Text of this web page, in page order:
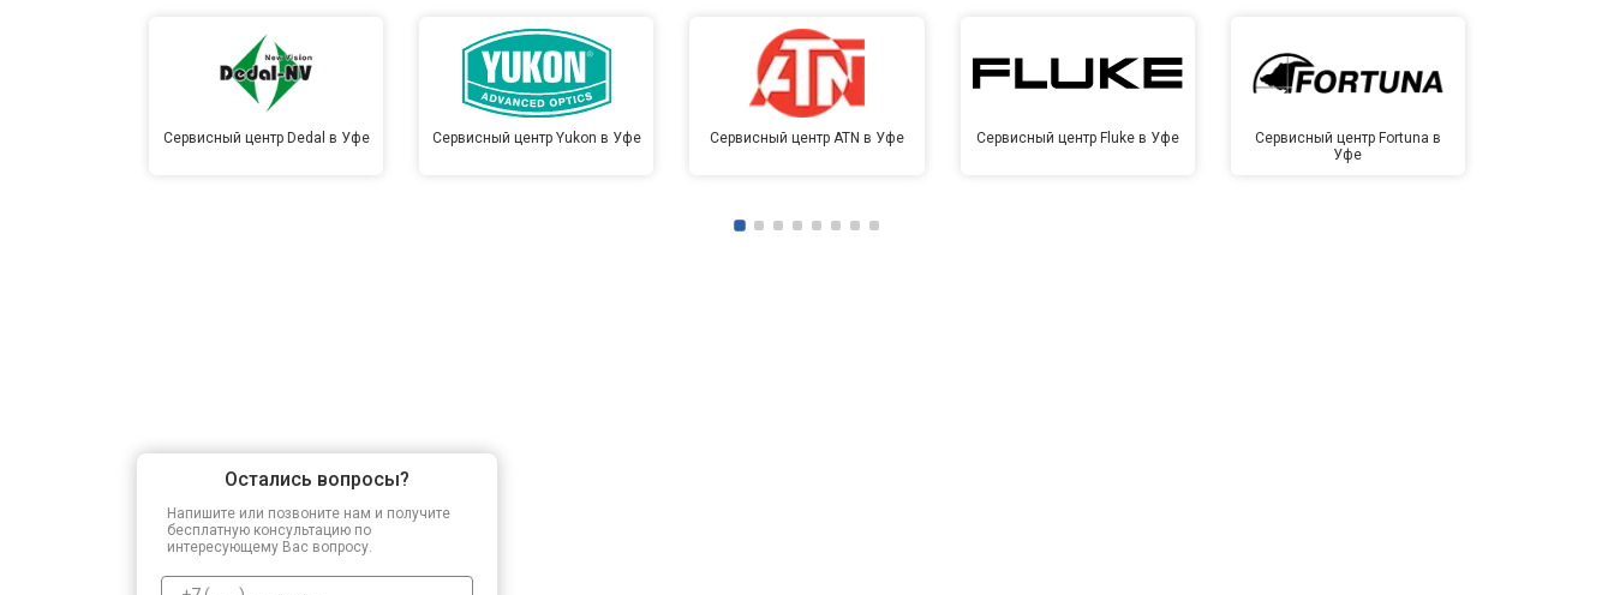
Сервисный центр Dedal в Уфе Сервисный центр Yukon в Уфе Сервисный центр ATN в Уфе Сервисный центр Fluke в Уфе
Сервисный центр Fortuna в
Уфе
Остались вопросы?
Напишите или позвоните нам и получите
бесплатную консультацию по
интересующему Вас вопросу.